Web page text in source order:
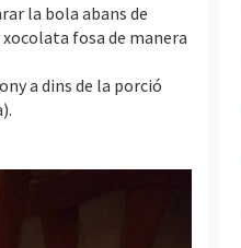
la bola abans de
fosa de manera
a dins de la porció